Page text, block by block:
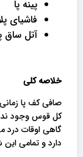
پینه پا
فاشیای
آتل ساق
خلاصه کلی
صافی کف پا
کل قوس وجود
گاهی اوقات درد
دارد و تمامی